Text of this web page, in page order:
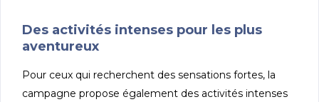
Des activités intenses pour les plus
aventureux
Pour ceux qui recherchent des sensations fortes, la
campagne propose également des activités intenses